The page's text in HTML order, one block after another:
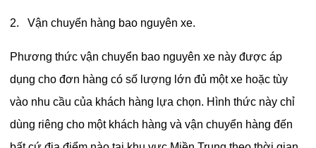
2. Vận chuyển hàng bao nguyên xe.
Phương thức vận chuyển bao nguyên xe này được áp
dụng cho đơn hàng có số lượng lớn đủ một xe hoặc tùy
vào nhu cầu của khách hàng lựa chọn. Hình thức này chỉ
dùng riêng cho một khách hàng và vận chuyển hàng đến